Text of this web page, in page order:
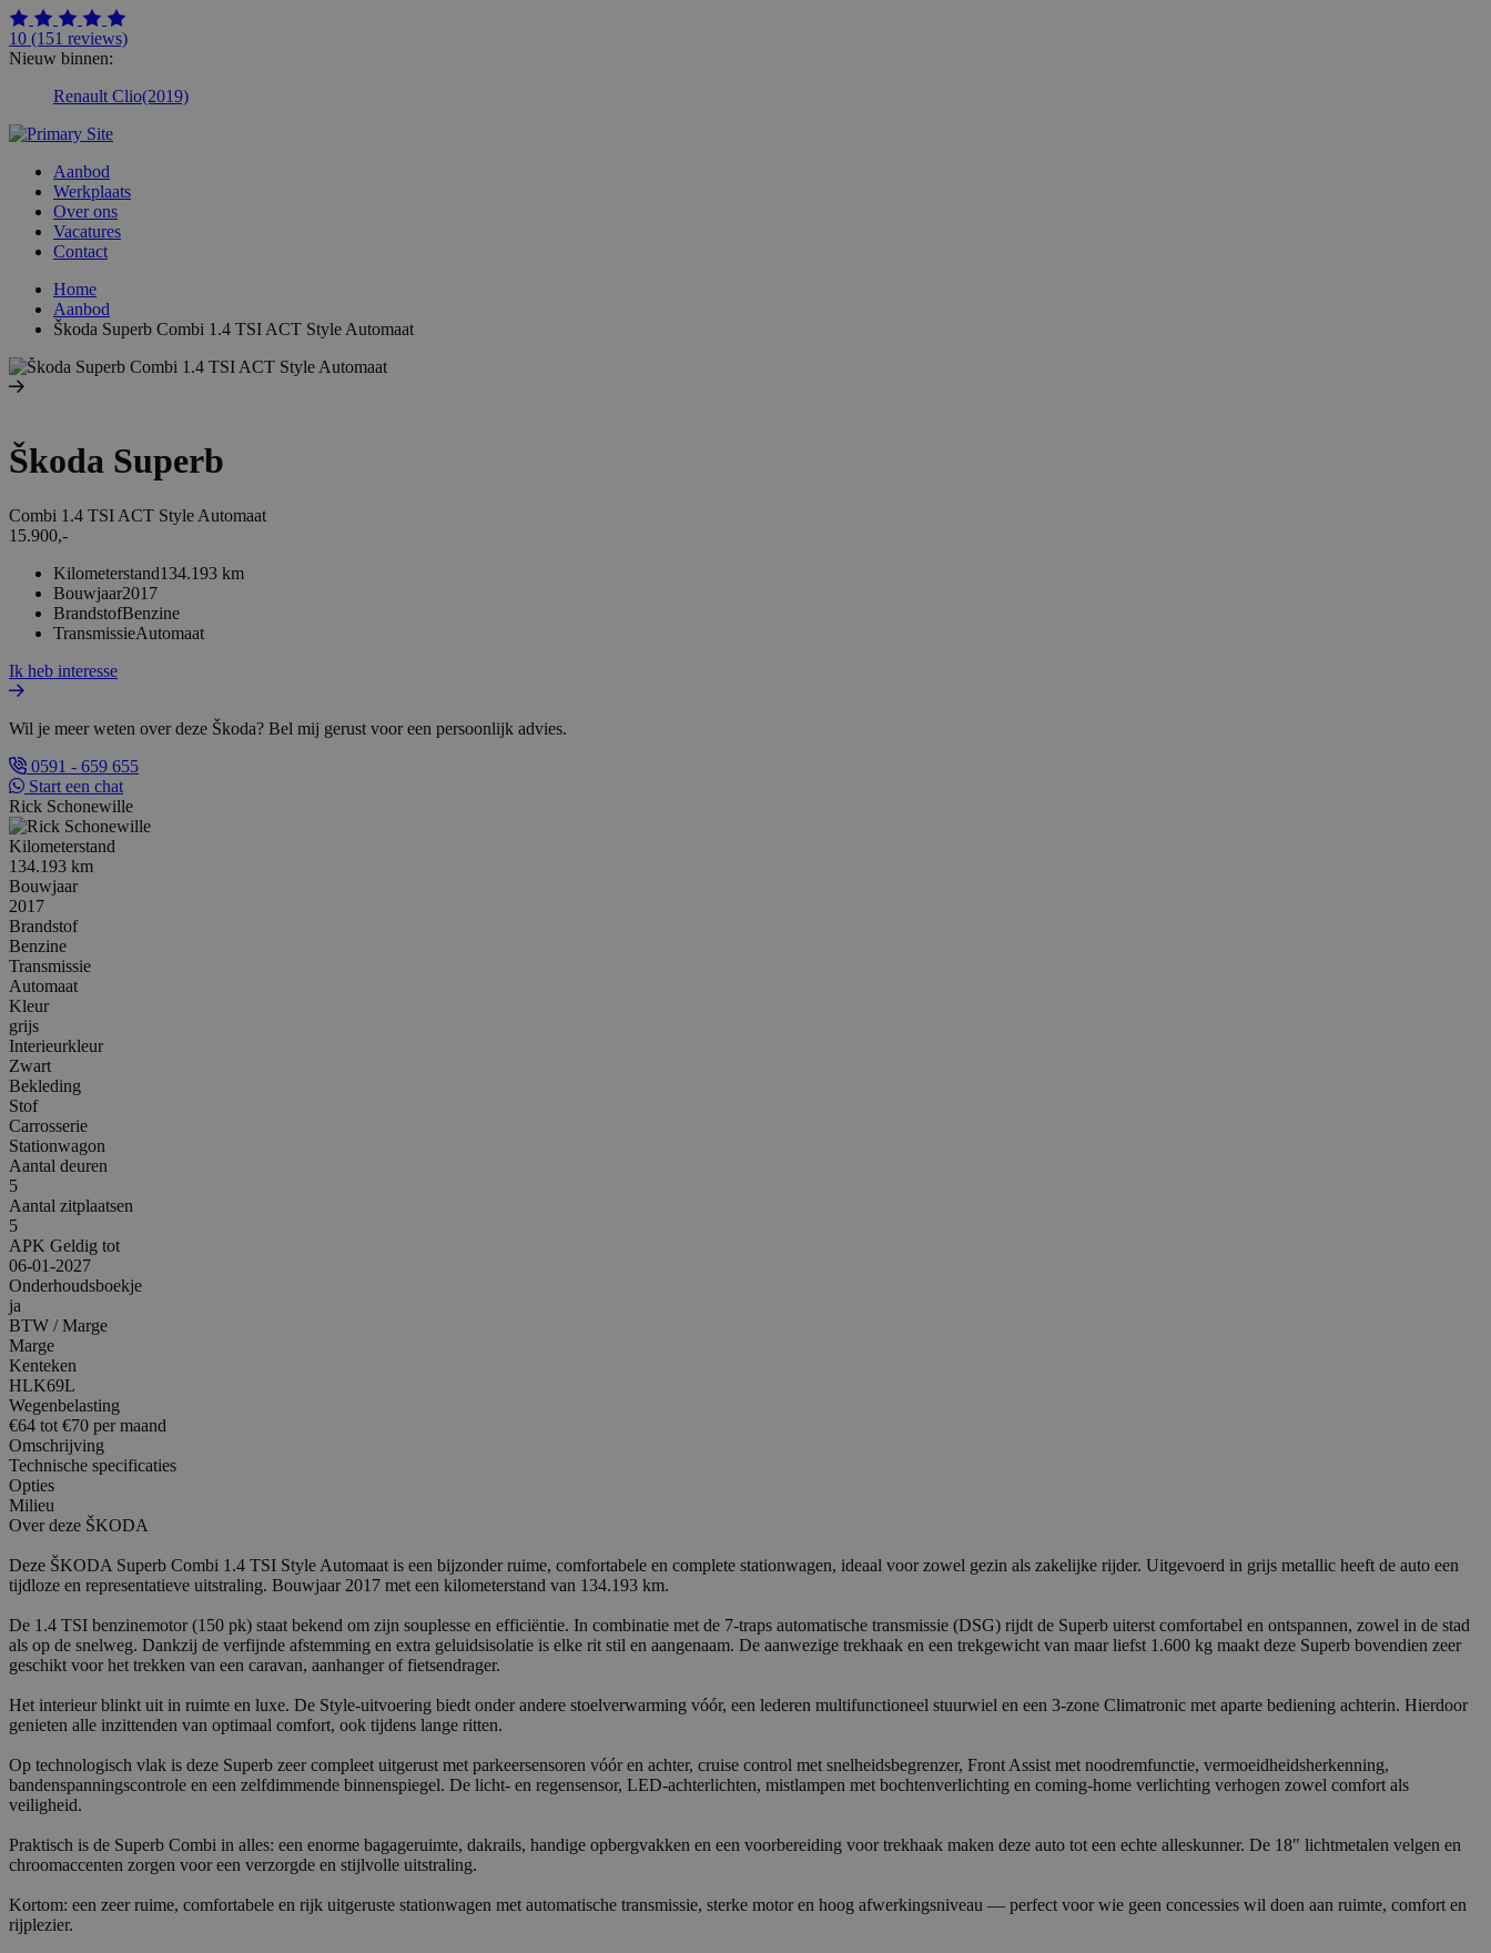
10 (151 reviews)
Nieuw binnen:
Renault Clio(2019)
Aanbod
Werkplaats
Over ons
Vacatures
Contact
Home
Aanbod
Škoda Superb Combi 1.4 TSI ACT Style Automaat
Škoda Superb
Combi 1.4 TSI ACT Style Automaat
15.900,-
Kilometerstand134.193 km
Bouwjaar2017
BrandstofBenzine
TransmissieAutomaat
Ik heb interesse
Wil je meer weten over deze Škoda? Bel mij gerust voor een persoonlijk advies.
0591 - 659 655
Start een chat
Rick Schonewille
Kilometerstand
134.193 km
Bouwjaar
2017
Brandstof
Benzine
Transmissie
Automaat
Kleur
grijs
Interieurkleur
Zwart
Bekleding
Stof
Carrosserie
Stationwagon
Aantal deuren
5
Aantal zitplaatsen
5
APK Geldig tot
06-01-2027
Onderhoudsboekje
ja
BTW / Marge
Marge
Kenteken
HLK69L
Wegenbelasting
€64 tot €70 per maand
Omschrijving
Technische specificaties
Opties
Milieu
Over deze ŠKODA
Deze ŠKODA Superb Combi 1.4 TSI Style Automaat is een bijzonder ruime, comfortabele en complete stationwagen, ideaal voor zowel gezin als zakelijke rijder. Uitgevoerd in grijs metallic heeft de auto een
tijdloze en representatieve uitstraling. Bouwjaar 2017 met een kilometerstand van 134.193 km.
De 1.4 TSI benzinemotor (150 pk) staat bekend om zijn souplesse en efficiëntie. In combinatie met de 7-traps automatische transmissie (DSG) rijdt de Superb uiterst comfortabel en ontspannen, zowel in de stad
als op de snelweg. Dankzij de verfijnde afstemming en extra geluidsisolatie is elke rit stil en aangenaam. De aanwezige trekhaak en een trekgewicht van maar liefst 1.600 kg maakt deze Superb bovendien zeer
geschikt voor het trekken van een caravan, aanhanger of fietsendrager.
Het interieur blinkt uit in ruimte en luxe. De Style-uitvoering biedt onder andere stoelverwarming vóór, een lederen multifunctioneel stuurwiel en een 3-zone Climatronic met aparte bediening achterin. Hierdoor
genieten alle inzittenden van optimaal comfort, ook tijdens lange ritten.
Op technologisch vlak is deze Superb zeer compleet uitgerust met parkeersensoren vóór en achter, cruise control met snelheidsbegrenzer, Front Assist met noodremfunctie, vermoeidheidsherkenning,
bandenspanningscontrole en een zelfdimmende binnenspiegel. De licht- en regensensor, LED-achterlichten, mistlampen met bochtenverlichting en coming-home verlichting verhogen zowel comfort als
veiligheid.
Praktisch is de Superb Combi in alles: een enorme bagageruimte, dakrails, handige opbergvakken en een voorbereiding voor trekhaak maken deze auto tot een echte alleskunner. De 18" lichtmetalen velgen en
chroomaccenten zorgen voor een verzorgde en stijlvolle uitstraling.
Kortom: een zeer ruime, comfortabele en rijk uitgeruste stationwagen met automatische transmissie, sterke motor en hoog afwerkingsniveau — perfect voor wie geen concessies wil doen aan ruimte, comfort en
rijplezier.